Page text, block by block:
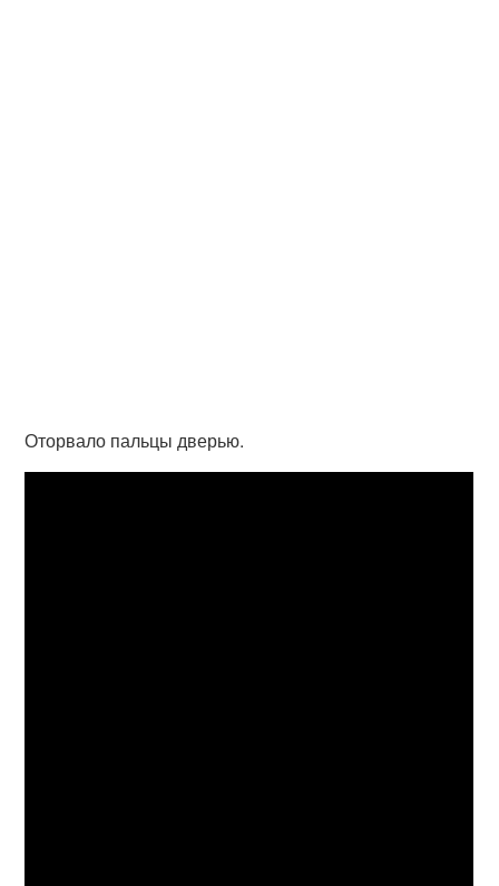
Оторвало пальцы дверью.